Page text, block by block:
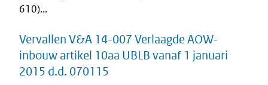
610)...
Vervallen V&A 14-007 Verlaagde AOW-
inbouw artikel 10aa UBLB vanaf 1 januari
2015 d.d. 070115